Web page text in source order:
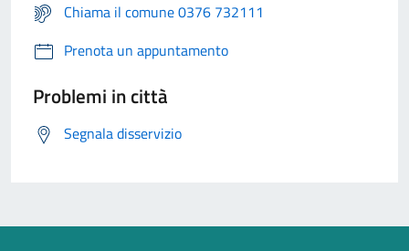
Chiama il comune 0376 732111
Prenota un appuntamento
Problemi in città
Segnala disservizio